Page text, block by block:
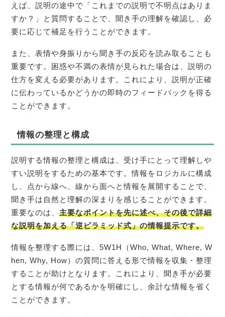
えば、説明の途中で「これまでの説明で不明点はありま
すか？」と質問することで、聞き手の理解を確認し、必
要に応じて補足を行うことができます。
また、表情や身振りから聞き手の反応を読み取ることも
重要です。困惑や不満の表情が見られた場合は、説明の
仕方を変える必要があります。これにより、説明が正確
に伝わっているかどうかの即時のフィードバックを得る
ことができます。
情報の整理と構成
説明する情報の整理と構成は、受け手にとって理解しや
すい説明をするための基本です。情報をロジカルに構成
し、点から線へ、線から面へと情報を展開することで、
聞き手は自然と理解の深まりを感じることができます。
重要なのは、主要なポイントを先に述べ、その後で詳細
な説明を加える「逆ピラミッド式」の情報提示です。
情報を整理する際には、5W1H（Who, What, Where, W
hen, Why, How）の質問に答える形で情報を収集・整理
することが助けとなります。これにより、聞き手が必要
とする情報が何であるかを明確にし、余計な情報を省く
ことができます。